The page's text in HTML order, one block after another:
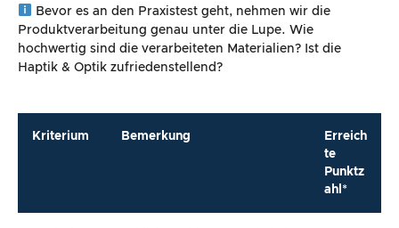
Bevor es an den Praxistest geht, nehmen wir die
Produktverarbeitung genau unter die Lupe. Wie
hochwertig sind die verarbeiteten Materialien? Ist die
Haptik & Optik zufriedenstellend?
Kriterium Bemerkung
Erreich
te
Punktz
ahl*